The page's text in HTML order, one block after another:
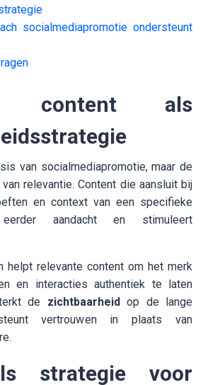
socialmediapromotie ondersteunt
content als
van socialmediapromotie, maar de
relevantie. Content die aansluit bij
en context van een specifieke
aandacht en stimuleert
helpt relevante content om het merk
en interacties authentiek te laten
de zichtbaarheid op de lange
vertrouwen in plaats van
strategie voor